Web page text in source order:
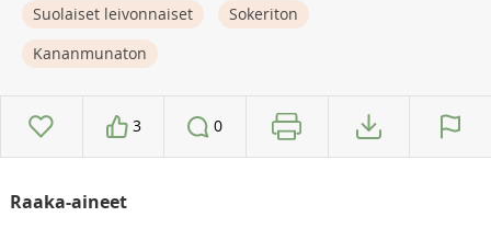
Suolaiset leivonnaiset
Sokeriton
Kananmunaton
3 0
Raaka-aineet